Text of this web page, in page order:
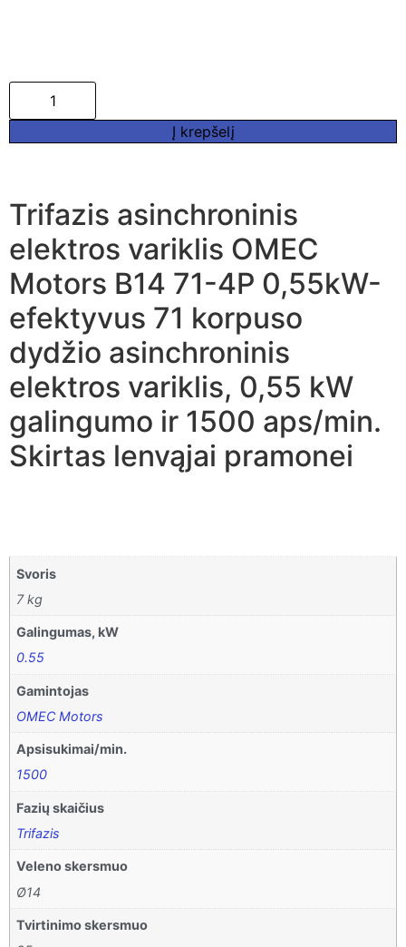
Į krepšelį
Trifazis asinchroninis
elektros variklis OMEC
Motors B14 71-4P 0,55kW-
efektyvus 71 korpuso
dydžio asinchroninis
elektros variklis, 0,55 kW
galingumo ir 1500 aps/min.
Skirtas lenvąjai pramonei
Svoris
7 kg
Galingumas, kW
0.55
Gamintojas
OMEC Motors
Apsisukimai/min.
1500
Fazių skaičius
Trifazis
Veleno skersmuo
Ø14
Tvirtinimo skersmuo